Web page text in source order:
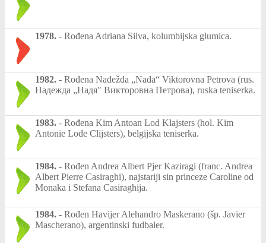
1978. - Rođena Adriana Silva, kolumbijska glumica.
1982. - Rođena Nadežda „Nađa“ Viktorovna Petrova (rus.
Надежда „Надя" Викторовна Петрова), ruska teniserka.
1983. - Rođena Kim Antoan Lod Klajsters (hol. Kim
Antonie Lode Clijsters), belgijska teniserka.
1984. - Rođen Andrea Albert Pjer Kaziragi (franc. Andrea
Albert Pierre Casiraghi), najstariji sin princeze Caroline od
Monaka i Stefana Casiraghija.
1984. - Rođen Havijer Alehandro Maskerano (šp. Javier
Mascherano), argentinski fudbaler.